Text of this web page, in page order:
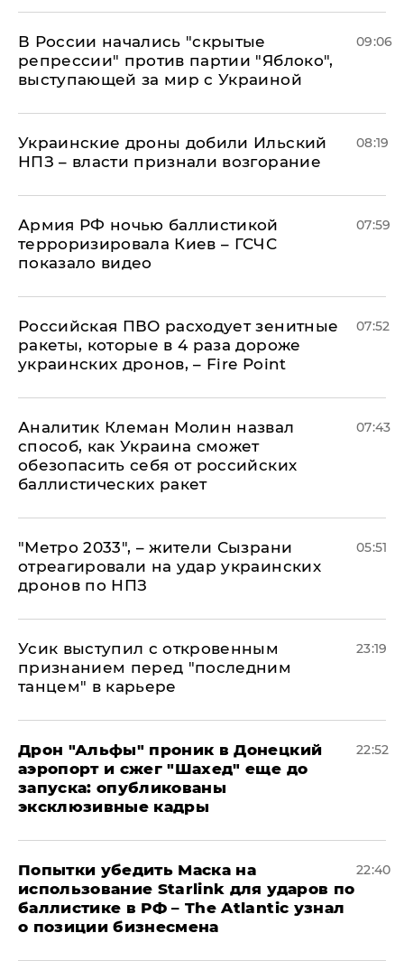
В России начались "скрытые
репрессии" против партии "Яблоко",
выступающей за мир с Украиной
09:06
Украинские дроны добили Ильский
НПЗ – власти признали возгорание
08:19
Армия РФ ночью баллистикой
терроризировала Киев – ГСЧС
показало видео
07:59
Российская ПВО расходует зенитные
ракеты, которые в 4 раза дороже
украинских дронов, – Fire Point
07:52
Аналитик Клеман Молин назвал
способ, как Украина сможет
обезопасить себя от российских
баллистических ракет
07:43
"Метро 2033", – жители Сызрани
отреагировали на удар украинских
дронов по НПЗ
05:51
Усик выступил с откровенным
признанием перед "последним
танцем" в карьере
23:19
Дрон "Альфы" проник в Донецкий
аэропорт и сжег "Шахед" еще до
запуска: опубликованы
эксклюзивные кадры
22:52
Попытки убедить Маска на
использование Starlink для ударов по
баллистике в РФ – The Atlantic узнал
о позиции бизнесмена
22:40